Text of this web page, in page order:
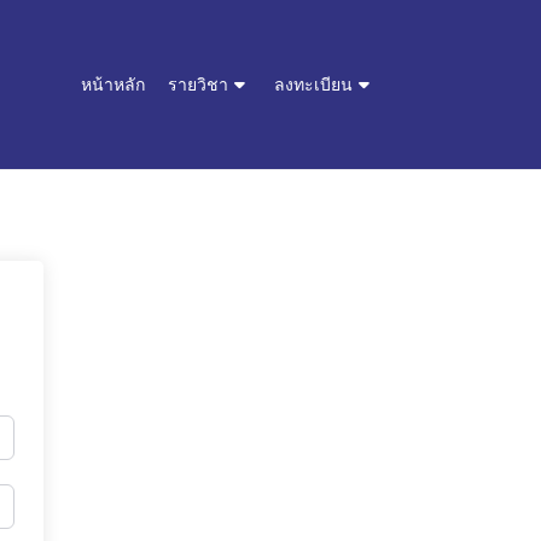
หน้าหลัก รายวิชา ลงทะเบียน